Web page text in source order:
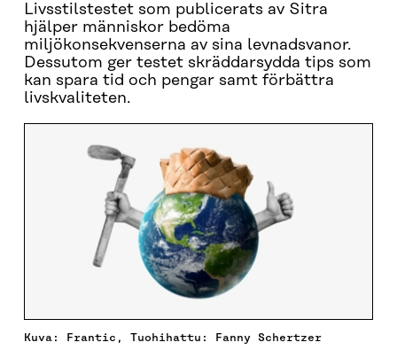
Livsstilstestet som publicerats av Sitra
hjälper människor bedöma
miljökonsekvenserna av sina levnadsvanor.
Dessutom ger testet skräddarsydda tips som
kan spara tid och pengar samt förbättra
livskvaliteten.
Kuva: Frantic, Tuohihattu: Fanny Schertzer